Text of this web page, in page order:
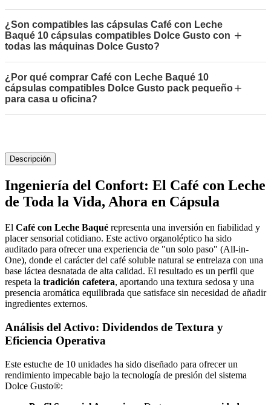
¿Son compatibles las cápsulas Café con Leche
Baqué 10 cápsulas compatibles Dolce Gusto con
todas las máquinas Dolce Gusto?
+
¿Por qué comprar Café con Leche Baqué 10
cápsulas compatibles Dolce Gusto pack pequeño
para casa u oficina?
+
Descripción
Ingeniería del Confort: El Café con Leche
de Toda la Vida, Ahora en Cápsula
El Café con Leche Baqué representa una inversión en fiabilidad y
placer sensorial cotidiano. Este activo organoléptico ha sido
auditado para ofrecer una experiencia de "un solo paso" (All-in-
One), donde el carácter del café soluble natural se entrelaza con una
base láctea desnatada de alta calidad. El resultado es un perfil que
respeta la tradición cafetera, aportando una textura sedosa y una
presencia aromática equilibrada que satisface sin necesidad de añadir
ingredientes externos.
Análisis del Activo: Dividendos de Textura y
Eficiencia Operativa
Este estuche de 10 unidades ha sido diseñado para ofrecer un
rendimiento impecable bajo la tecnología de presión del sistema
Dolce Gusto®: